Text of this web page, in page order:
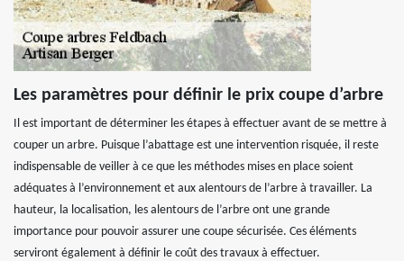
Les paramètres pour définir le prix coupe d’arbre
Il est important de déterminer les étapes à effectuer avant de se mettre à
couper un arbre. Puisque l’abattage est une intervention risquée, il reste
indispensable de veiller à ce que les méthodes mises en place soient
adéquates à l’environnement et aux alentours de l’arbre à travailler. La
hauteur, la localisation, les alentours de l’arbre ont une grande
importance pour pouvoir assurer une coupe sécurisée. Ces éléments
serviront également à définir le coût des travaux à effectuer.